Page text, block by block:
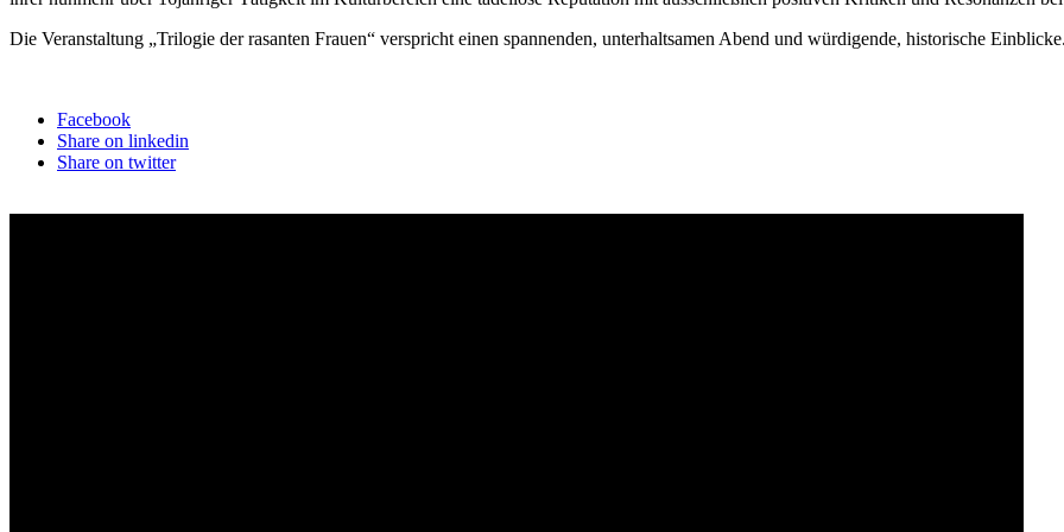
Die Veranstaltung „Trilogie der rasanten Frauen“ verspricht einen spannenden, unterhaltsamen Abend und würdigende, historische
Facebook
Share on linkedin
Share on twitter